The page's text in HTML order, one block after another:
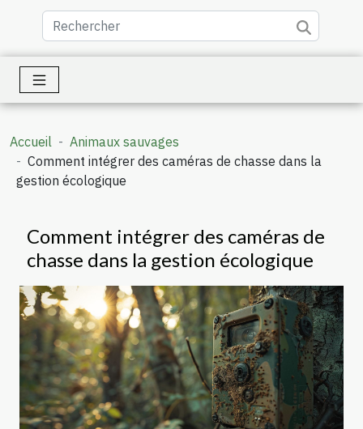
Accueil
Animaux sauvages
Comment intégrer des caméras de chasse dans la
gestion écologique
Comment intégrer des caméras de
chasse dans la gestion écologique